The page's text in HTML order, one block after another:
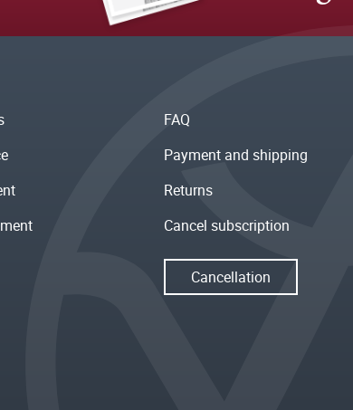
FAQ
Payment and shipping
Returns
Cancel subscription
Cancellation